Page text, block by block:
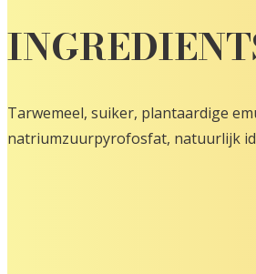
Tarwemeel, suiker, plantaardige
natriumzuurpyrofosfat, natuurlijk